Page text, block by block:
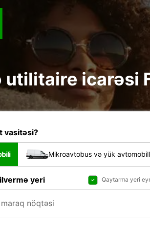
utilitaire icarəsi
vasitəsi?
Mikroavtobus və yük
yeri Qaytarma yeri